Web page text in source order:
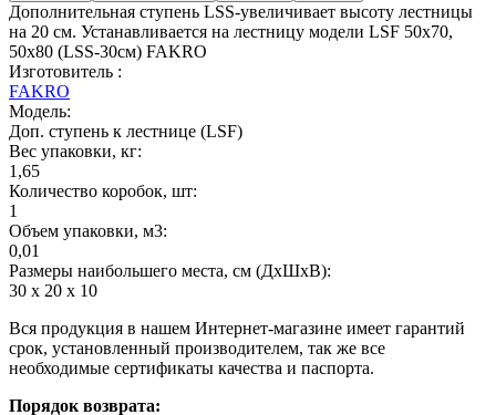
Дополнительная ступень LSS-увеличивает высоту лестницы
на 20 см. Устанавливается на лестницу модели LSF 50х70,
50х80 (LSS-30см) FAKRO
Изготовитель :
FAKRO
Модель:
Доп. ступень к лестнице (LSF)
Вес упаковки, кг:
1,65
Количество коробок, шт:
1
Объем упаковки, м3:
0,01
Размеры наибольшего места, см (ДхШхВ):
30 х 20 х 10
Вся продукция в нашем Интернет-магазине имеет гарантий
срок, установленный производителем, так же все
необходимые сертификаты качества и паспорта.
Порядок возврата: